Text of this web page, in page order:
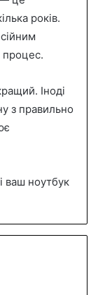
років.
Іноді
з правильно
ваш ноутбук